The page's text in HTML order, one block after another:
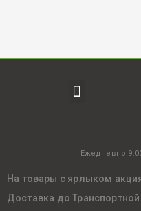
Ежедневно
На товары с ярлыком
Доставка до